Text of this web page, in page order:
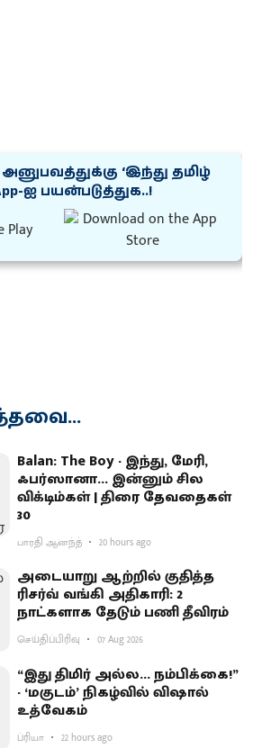
அனுபவத்துக்கு ‘இந்து தமிழ்
ஐ பயன்படுத்துக..!
Balan: The Boy - இந்து, மேரி,
ஃபர்ஸானா... இன்னும் சில
விக்டிம்கள் | திரை தேவதைகள்
30
பாரதி ஆனந்த் 20 hours ago
அடையாறு ஆற்றில் குதித்த
ரிசர்வ் வங்கி அதிகாரி: 2
நாட்களாக தேடும் பணி தீவிரம்
செய்திப்பிரிவு 07 Aug 2026
“இது திமிர் அல்ல... நம்பிக்கை!”
- ‘மகுடம்’ நிகழ்வில் விஷால்
உத்வேகம்
ப்ரியா 22 hours ago